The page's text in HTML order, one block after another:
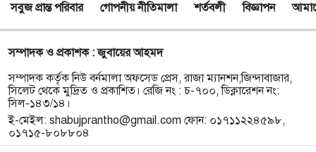
সেপ্টেম্বর থেকে সিলেট ওসমানী বিমানবন্দরে ফের বিদেশি
ফ্লাইট চালু করছে সালামএয়ার
৯
জকিগঞ্জে প্রাইম মিনিস্টার্স গোল্ডকাপ ফুটবল টুর্নামেন্ট
উপলক্ষে প্রস্তুতিমূলক সভা
১০
যশোরের স্কুলছাত্রীকে নিয়ে সিলেটে আত্মগোপন, মাজার
গেট থেকে গ্রেফতার হবিগঞ্জের যুবক
১১
সবুজ প্রান্ত পরিবার গোপনীয় নীতিমালা শর্তবলী বিজ্ঞাপন
সম্পাদক ও প্রকাশক : জুবায়ের আহমদ
সম্পাদক কর্তৃক নিউ বর্নমালা অফসেড প্রেস, রাজা ম্যানশন,জিন্দাবাজার,
সিলেট থেকে মুদ্রিত ও প্রকাশিত। রেজি নং : চ-৭০০, ডিক্লারেশন নং:
সিল-১৪৩/১৪।
ই-মেইল: shabujprantho@gmail.com ফোন: ০১৭১১২২৪৫৯৮,
০১৭১৫-৮০৮৮০৪